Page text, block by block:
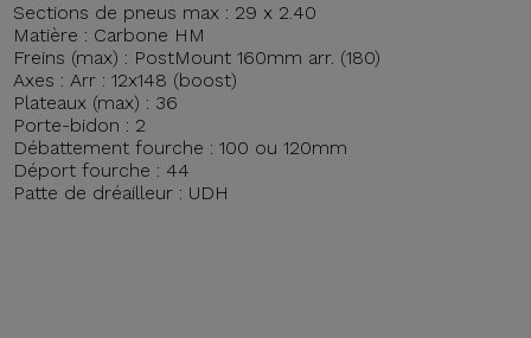
Sections de pneus max : 29 x 2.40
Matière : Carbone HM
Freins (max) : PostMount 160mm arr. (180)
Axes : Arr : 12x148 (boost)
Plateaux (max) : 36
Porte-bidon : 2
Débattement fourche : 100 ou 120mm
Déport fourche : 44
Patte de dréailleur : UDH